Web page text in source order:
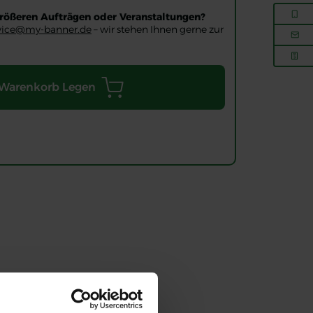
Aufträgen oder Veranstaltungen?
banner.de– wir stehen Ihnen gerne zur
Legen